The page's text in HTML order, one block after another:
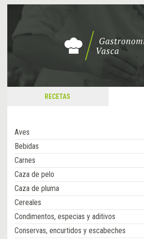
RECETAS
Aves
Bebidas
Carnes
Caza de pelo
Caza de pluma
Cereales
Condimentos, especias y aditivos
Conservas, encurtidos y escabeches